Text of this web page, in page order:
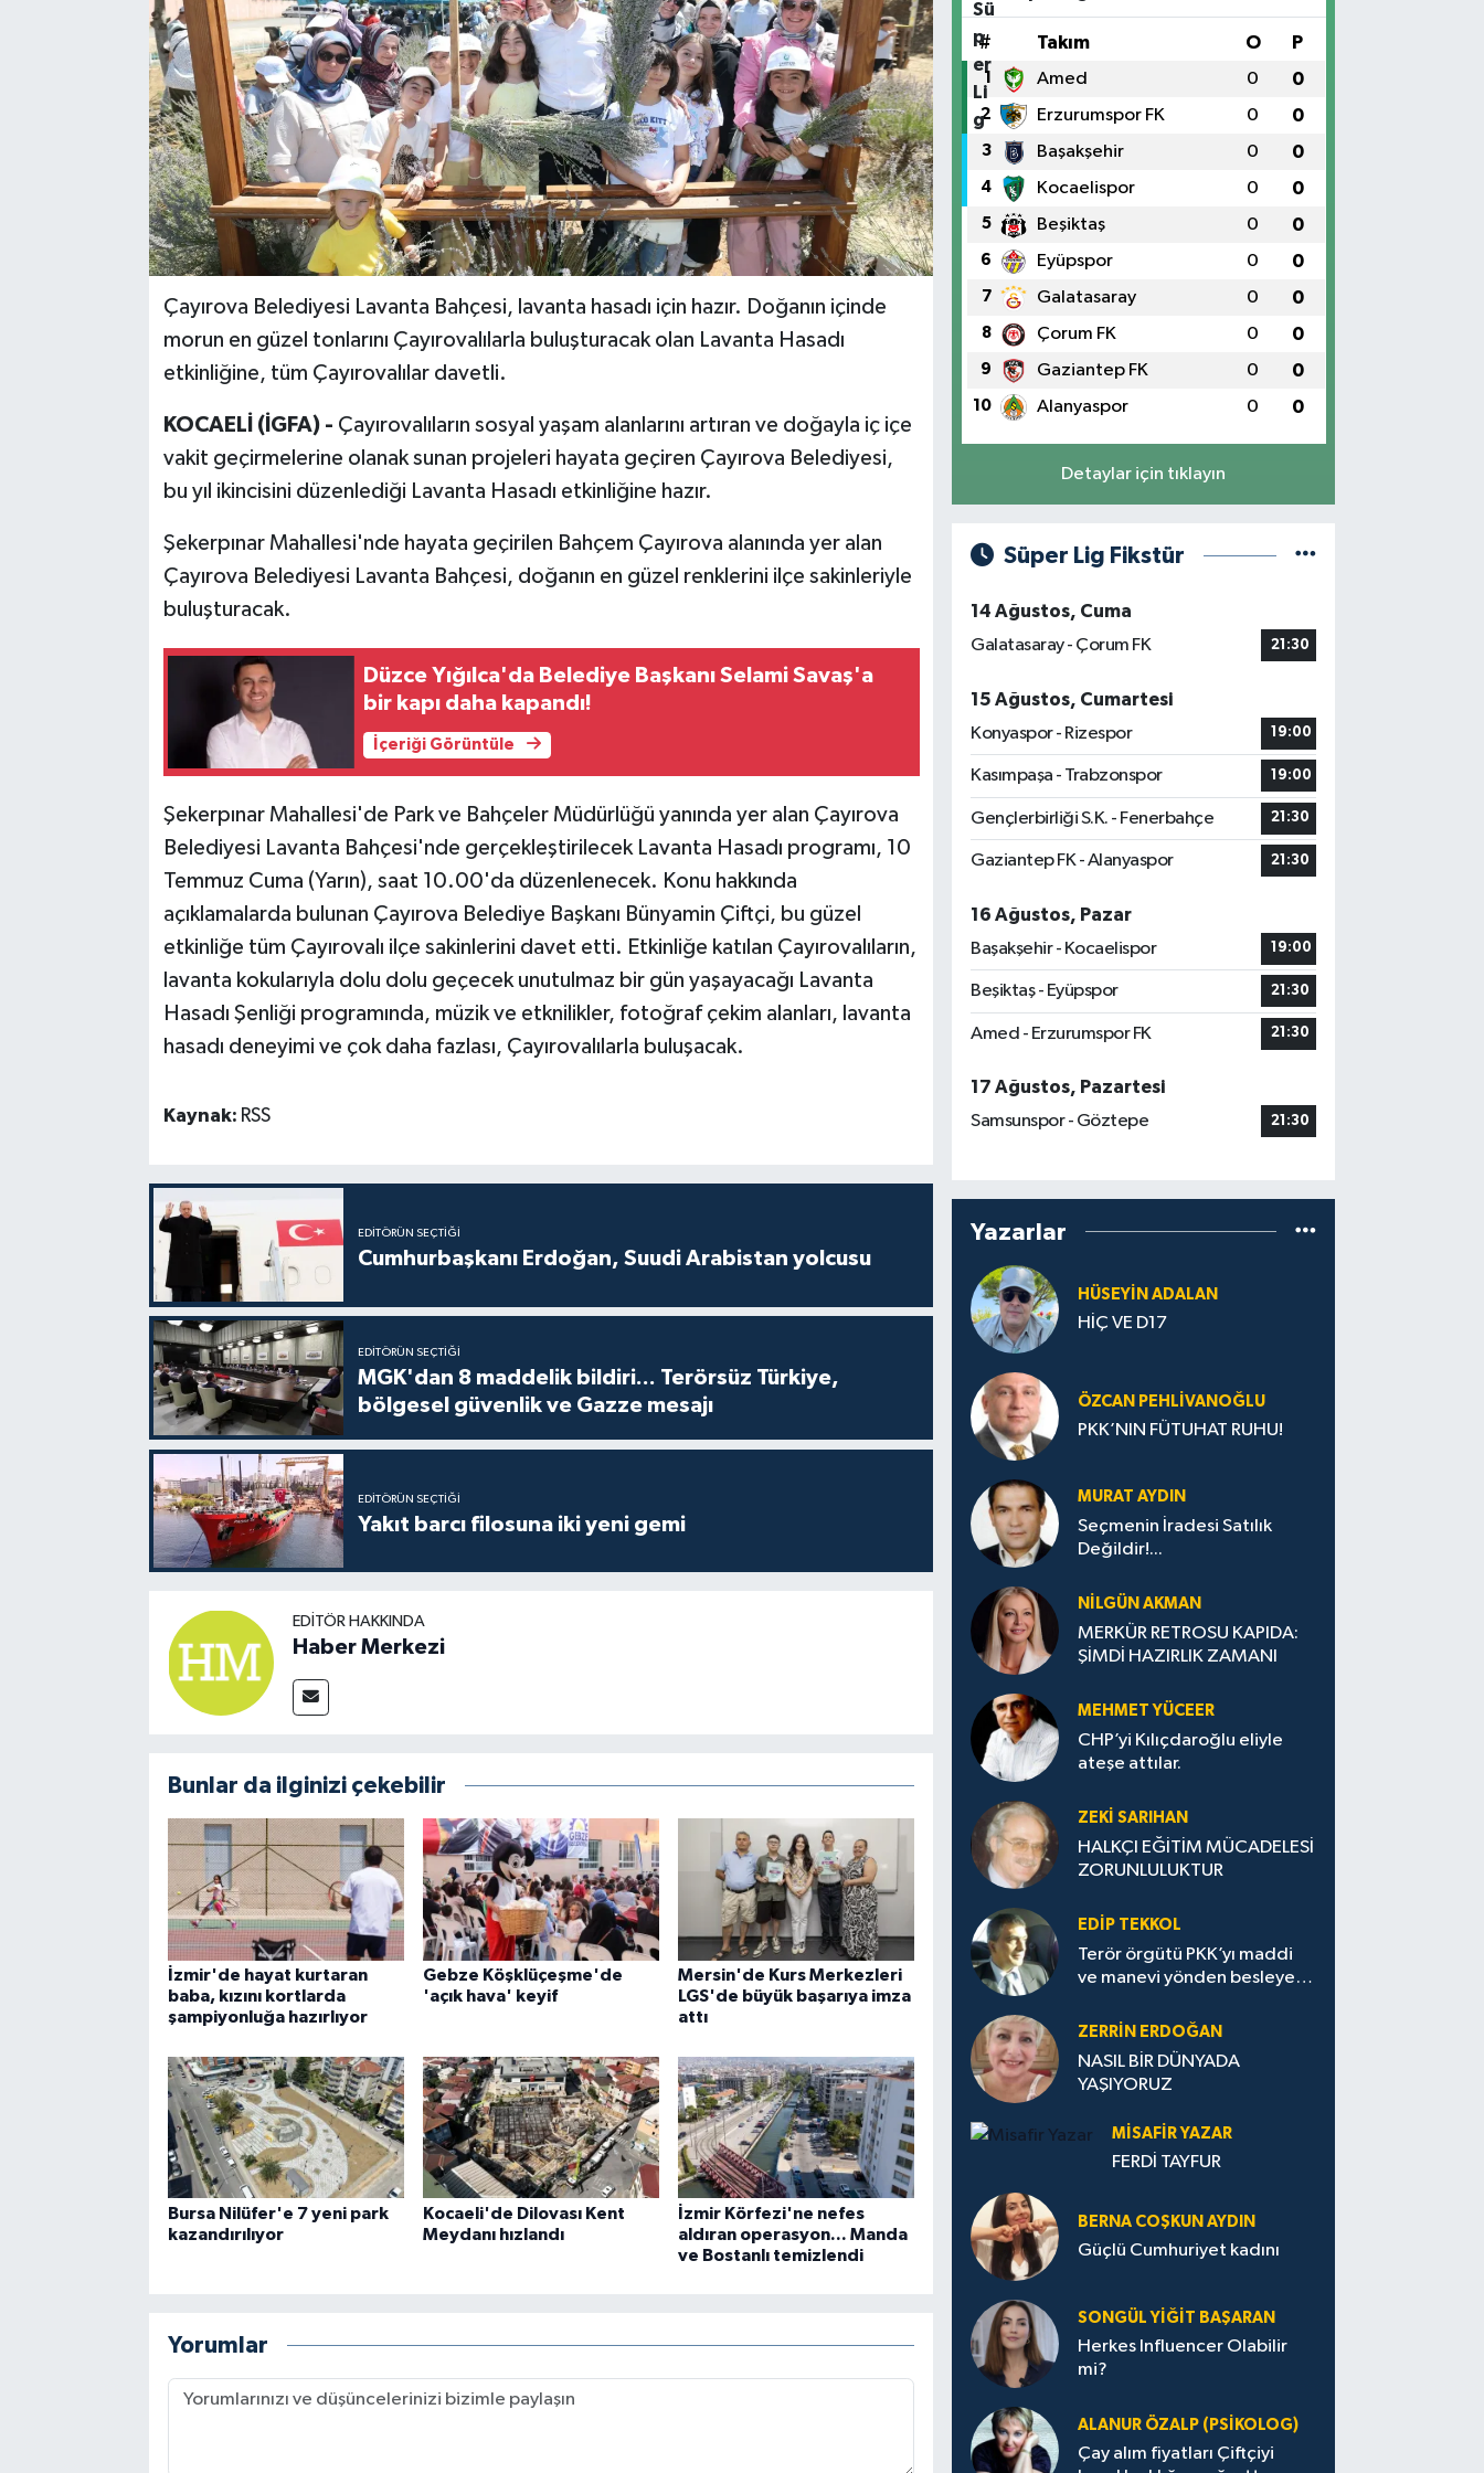
Çayırova Belediyesi Lavanta Bahçesi, lavanta hasadı için hazır. Doğanın içinde
morun en güzel tonlarını Çayırovalılarla buluşturacak olan Lavanta Hasadı
etkinliğine, tüm Çayırovalılar davetli.
KOCAELİ (İGFA) - Çayırovalıların sosyal yaşam alanlarını artıran ve doğayla iç içe
vakit geçirmelerine olanak sunan projeleri hayata geçiren Çayırova Belediyesi,
bu yıl ikincisini düzenlediği Lavanta Hasadı etkinliğine hazır.
Şekerpınar Mahallesi'nde hayata geçirilen Bahçem Çayırova alanında yer alan
Çayırova Belediyesi Lavanta Bahçesi, doğanın en güzel renklerini ilçe sakinleriyle
buluşturacak.
Düzce Yığılca'da Belediye Başkanı Selami Savaş'a
bir kapı daha kapandı!
İçeriği Görüntüle
Şekerpınar Mahallesi'de Park ve Bahçeler Müdürlüğü yanında yer alan Çayırova
Belediyesi Lavanta Bahçesi'nde gerçekleştirilecek Lavanta Hasadı programı, 10
Temmuz Cuma (Yarın), saat 10.00'da düzenlenecek. Konu hakkında
açıklamalarda bulunan Çayırova Belediye Başkanı Bünyamin Çiftçi, bu güzel
etkinliğe tüm Çayırovalı ilçe sakinlerini davet etti. Etkinliğe katılan Çayırovalıların,
lavanta kokularıyla dolu dolu geçecek unutulmaz bir gün yaşayacağı Lavanta
Hasadı Şenliği programında, müzik ve etknilikler, fotoğraf çekim alanları, lavanta
hasadı deneyimi ve çok daha fazlası, Çayırovalılarla buluşacak.
Kaynak: RSS
EDITÖRÜN SEÇTIĞI
Cumhurbaşkanı Erdoğan, Suudi Arabistan yolcusu
EDITÖRÜN SEÇTIĞI
MGK'dan 8 maddelik bildiri... Terörsüz Türkiye,
bölgesel güvenlik ve Gazze mesajı
EDITÖRÜN SEÇTIĞI
Yakıt barcı filosuna iki yeni gemi
EDITÖR HAKKINDA
Haber Merkezi
Bunlar da ilginizi çekebilir
İzmir'de hayat kurtaran
baba, kızını kortlarda
şampiyonluğa hazırlıyor
Gebze Köşklüçeşme'de
'açık hava' keyif
Mersin'de Kurs Merkezleri
LGS'de büyük başarıya imza
attı
Bursa Nilüfer'e 7 yeni park
kazandırılıyor
Kocaeli'de Dilovası Kent
Meydanı hızlandı
İzmir Körfezi'ne nefes
aldıran operasyon... Manda
ve Bostanlı temizlendi
Yorumlar
# Takım O P
1 Amed 0 0
2 Erzurumspor FK 0 0
3 Başakşehir 0 0
4 Kocaelispor 0 0
5 Beşiktaş 0 0
6 Eyüpspor 0 0
7 Galatasaray 0 0
8 Çorum FK 0 0
9 Gaziantep FK 0 0
10 Alanyaspor 0 0
Detaylar için tıklayın
Süper Lig Fikstür
14 Ağustos, Cuma
Galatasaray - Çorum FK
21:30
15 Ağustos, Cumartesi
Konyaspor - Rizespor
19:00
Kasımpaşa - Trabzonspor 19:00
Gençlerbirliği S.K. - Fenerbahçe 21:30
Gaziantep FK - Alanyaspor 21:30
16 Ağustos, Pazar
Başakşehir - Kocaelispor
19:00
Beşiktaş - Eyüpspor 21:30
Amed - Erzurumspor FK 21:30
17 Ağustos, Pazartesi
Samsunspor - Göztepe
21:30
Yazarlar
HÜSEYIN ADALAN
HİÇ VE D17
ÖZCAN PEHLIVANOĞLU
PKK’NIN FÜTUHAT RUHU!
MURAT AYDIN
Seçmenin İradesi Satılık
Değildir!...
NILGÜN AKMAN
MERKÜR RETROSU KAPIDA:
ŞİMDİ HAZIRLIK ZAMANI
MEHMET YÜCEER
CHP’yi Kılıçdaroğlu eliyle
ateşe attılar.
ZEKI SARIHAN
HALKÇI EĞİTİM MÜCADELESİ
ZORUNLULUKTUR
EDIP TEKKOL
Terör örgütü PKK’yı maddi
ve manevi yönden besleyen
ZERRIN ERDOĞAN
NASIL BİR DÜNYADA
YAŞIYORUZ
MISAFIR YAZAR
FERDİ TAYFUR
BERNA COŞKUN AYDIN
Güçlü Cumhuriyet kadını
SONGÜL YIĞIT BAŞARAN
Herkes Influencer Olabilir
mi?
ALANUR ÖZALP (PSIKOLOG)
Çay alım fiyatları Çiftçiyi